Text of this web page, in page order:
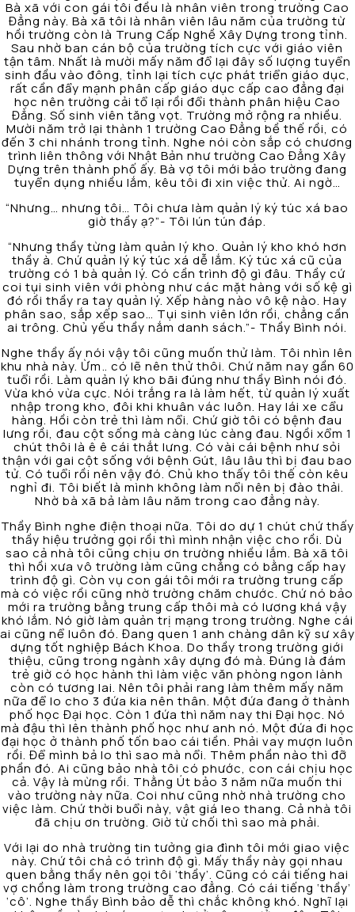
Bà xã với con gái tôi đều là nhân viên trong trường Cao
Đẳng này. Bà xã tôi là nhân viên lâu năm của trường từ
hồi trường còn là Trung Cấp Nghề Xây Dựng trong tỉnh.
Sau nhờ ban cán bộ của trường tích cực với giáo viên
tận tâm. Nhất là mười mấy năm đổ lại đây số lượng tuyển
sinh đầu vào đông, tỉnh lại tích cực phát triển giáo dục,
rất cần đẩy mạnh phân cấp giáo dục cấp cao đẳng đại
học nên trường cải tổ lại rồi đổi thành phân hiệu Cao
Đẳng. Số sinh viên tăng vọt. Trường mở rộng ra nhiều.
Mười năm trở lại thành 1 trường Cao Đẳng bề thế rồi, có
đến 3 chi nhánh trong tỉnh. Nghe nói còn sắp có chương
trình liên thông với Nhật Bản như trường Cao Đẳng Xây
Dựng trên thành phố ấy. Bà vợ tôi mới bảo trường đang
tuyển dụng nhiều lắm, kêu tôi đi xin việc thử. Ai ngờ…
“Nhưng… nhưng tôi… Tôi chưa làm quản lý ký túc xá bao
giờ thầy ạ?”- Tôi lún tún đáp.
“Nhưng thầy từng làm quản lý kho. Quản lý kho khó hơn
thầy à. Chứ quản lý ký túc xá dễ lắm. Ký túc xá cũ của
trường có 1 bà quản lý. Có cần trình độ gì đâu. Thầy cứ
coi tụi sinh viên với phòng như các mặt hàng với số kệ gì
đó rồi thầy ra tay quản lý. Xếp hàng nào vô kệ nào. Hay
phân sao, sắp xếp sao… Tụi sinh viên lớn rồi, chẳng cần
ai trông. Chủ yếu thầy nắm danh sách.”- Thầy Bình nói.
Nghe thầy ấy nói vậy tôi cũng muốn thử làm. Tôi nhìn lên
khu nhà này. Ừm.. có lẽ nên thử thôi. Chứ năm nay gần 60
tuổi rồi. Làm quản lý kho bãi đúng như thầy Bình nói đó.
Vừa khó vừa cực. Nói trắng ra là làm hết, từ quản lý xuất
nhập trong kho, đôi khi khuân vác luôn. Hay lái xe cẩu
hàng. Hồi còn trẻ thì làm nổi. Chứ giờ tôi có bệnh đau
lưng rồi, đau cột sống mà càng lúc càng đau. Ngồi xổm 1
chút thôi là ê ê cái thắt lưng. Có vài cái bệnh như sỏi
thận với gai cột sống với bệnh Gút, lâu lâu thì bị đau bao
tử. Có tuổi rồi nên vậy đó. Chủ kho thấy tôi thế còn kêu
nghỉ đi. Tôi biết là mình không làm nổi nên bị đào thải.
Nhờ bà xã bả làm lâu năm trong cao đẳng này.
Thầy Bình nghe điện thoại nữa. Tôi do dự 1 chút chứ thấy
thầy hiệu trưởng gọi rồi thì mình nhận việc cho rồi. Dù
sao cả nhà tôi cũng chịu ơn trường nhiều lắm. Bà xã tôi
thì hồi xưa vô trường làm cũng chẳng có bằng cấp hay
trình độ gì. Còn vụ con gái tôi mới ra trường trung cấp
mà có việc rồi cũng nhờ trường chăm chước. Chứ nó bảo
mới ra trường bằng trung cấp thôi mà có lương khá vậy
khó lắm. Nó giờ làm quản trị mạng trong trường. Nghe cái
ai cũng nể luôn đó. Đang quen 1 anh chàng dân kỹ sư xây
dựng tốt nghiệp Bách Khoa. Do thầy trong trường giới
thiệu, cũng trong ngành xây dựng đó mà. Đúng là đám
trẻ giờ có học hành thì làm việc văn phòng ngon lành
còn có tương lai. Nên tôi phải rang làm thêm mấy năm
nữa để lo cho 3 đứa kia nên thân. Một đứa đang ở thành
phố học Đại học. Còn 1 đứa thì năm nay thi Đại học. Nó
mà đậu thì lên thành phố học như anh nó. Một đứa đi học
đại học ở thành phố tốn bao cái tiền. Phải vay mượn luôn
rồi. Để mình bả lo thì sao mà nổi. Thêm phần nào thì đỡ
phần đó. Ai cũng bảo nhà tôi có phước, con cái chịu học
cả. Vậy là mừng rồi. Thằng Út bảo 3 năm nữa muốn thi
vào trường này nữa. Coi như cũng nhờ nhà trường cho
việc làm. Chứ thời buổi này, vật giá leo thang. Cả nhà tôi
đã chịu ơn trường. Giờ từ chối thì sao mà phải.
Với lại do nhà trường tin tưởng gia đình tôi mới giao việc
này. Chứ tôi chả có trình độ gì. Mấy thầy này gọi nhau
quen bằng thầy nên gọi tôi ‘thầy’. Cũng có cái tiếng hai
vợ chồng làm trong trường cao đẳng. Có cái tiếng ‘thầy’
‘cô’. Nghe thầy Bình bảo dễ thì chắc không khó. Nghĩ lại